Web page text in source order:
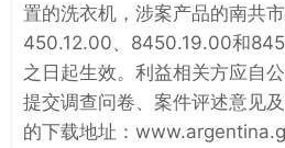
置的洗衣机，涉案产品的南共
450.12.00、8450.19.00和
之日起生效。利益相关方应自
提交调查问卷、案件评述意见
的下载地址：